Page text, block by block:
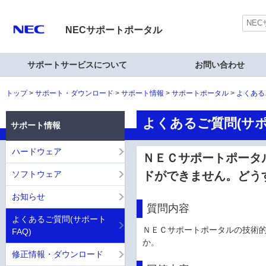
NECサポートポータル
サポートサービスについて お問い合わせ
トップ サポート・ダウンロード サポート情報 サポートポータル よくあ
よくあるご質問(サ
ＮＥＣサポートポー
ドができません。ど
質問内容
ＮＥＣサポートポータルの技術
か。
サポート情報
ハードウェア
ソフトウェア
お知らせ
よくあるご質問(サポート
FAQ)
修正情報・ダウンロード